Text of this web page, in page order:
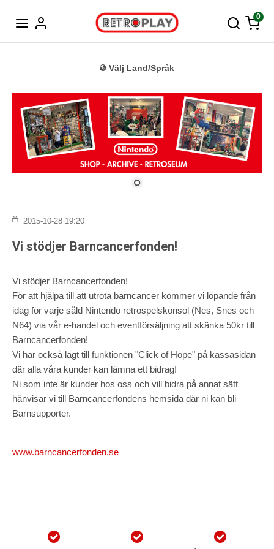
0
Välj Land/Språk
2015-10-28 19:20
Vi stödjer Barncancerfonden!
Vi stödjer Barncancerfonden!
För att hjälpa till att utrota barncancer kommer vi löpande från
idag för varje såld Nintendo retrospelskonsol (Nes, Snes och
N64) via vår e-handel och eventförsäljning att skänka 50kr till
Barncancerfonden!
Vi har också lagt till funktionen "Click of Hope" på kassasidan
där alla våra kunder kan lämna ett bidrag!
Ni som inte är kunder hos oss och vill bidra på annat sätt
hänvisar vi till Barncancerfondens hemsida där ni kan bli
Barnsupporter.
www.barncancerfonden.se